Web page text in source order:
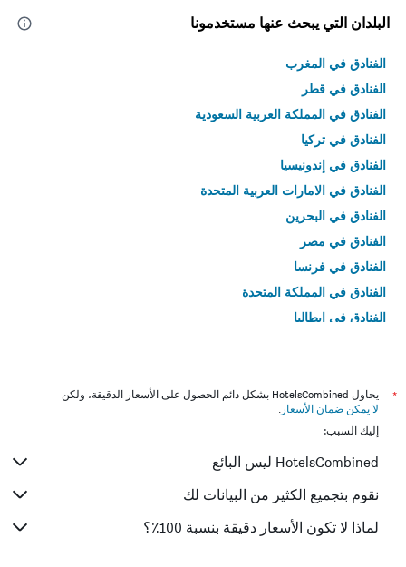
البلدان التي يبحث عنها مستخدمونا
الفنادق في المغرب
الفنادق في قطر
الفنادق في المملكة العربية السعودية
الفنادق في تركيا
الفنادق في إندونيسيا
الفنادق في الامارات العربية المتحدة
الفنادق في البحرين
الفنادق في مصر
الفنادق في فرنسا
الفنادق في المملكة المتحدة
الفنادق في إيطاليا
*
يحاول HotelsCombined بشكل دائم الحصول على الأسعار الدقيقة، ولكن
لا يمكن ضمان الأسعار .
إليك السبب:
HotelsCombined ليس البائع
نقوم بتجميع الكثير من البيانات لك
لماذا لا تكون الأسعار دقيقة بنسبة 100٪؟